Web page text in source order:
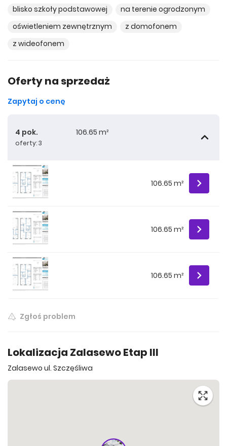
blisko szkoły podstawowej
na terenie ogrodzonym
oświetleniem zewnętrznym
z domofonem
z wideofonem
Oferty na sprzedaż
Zapytaj o cenę
4 pok.
oferty: 3
106.65 m²
106.65 m²
106.65 m²
106.65 m²
Zgłoś problem
Lokalizacja Zalasewo Etap III
Zalasewo ul. Szczęśliwa